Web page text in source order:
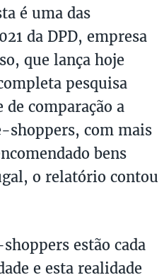
é uma das
da DPD, empresa
que lança hoje
pesquisa
comparação a
shoppers, com mais
bens
o relatório contou
estão cada
e esta realidade